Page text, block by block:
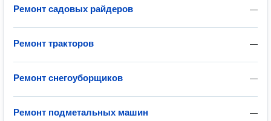
—
Ремонт садовых райдеров
—
Ремонт тракторов
—
Ремонт снегоуборщиков
—
Ремонт подметальных машин